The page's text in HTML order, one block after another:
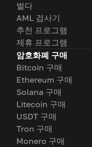
벌다
AML 검사기
추천 프로그램
제휴 프로그램
암호화폐 구매
Bitcoin 구매
Ethereum 구매
Solana 구매
Litecoin 구매
USDT 구매
Tron 구매
Monero 구매